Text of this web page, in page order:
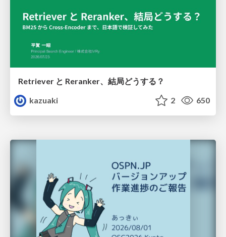
Retriever と Reranker、結局どうする？
kazuaki
2 650